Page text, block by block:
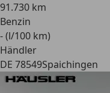
91.730 km
Benzin
- (l/100 km)
Händler
DE 78549Spaichingen